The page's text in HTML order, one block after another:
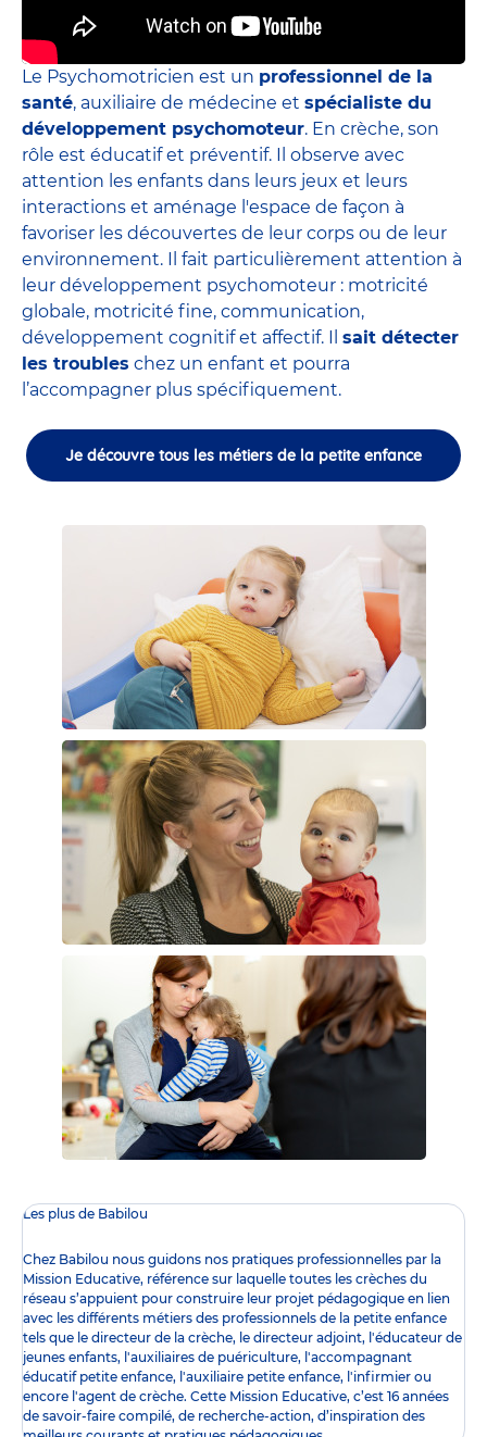
Le Psychomotricien est un professionnel de la
santé, auxiliaire de médecine et spécialiste du
développement psychomoteur. En crèche, son
rôle est éducatif et préventif. Il observe avec
attention les enfants dans leurs jeux et leurs
interactions et aménage l'espace de façon à
favoriser les découvertes de leur corps ou de leur
environnement. Il fait particulièrement attention à
leur développement psychomoteur : motricité
globale, motricité fine, communication,
développement cognitif et affectif. Il sait détecter
les troubles chez un enfant et pourra
l’accompagner plus spécifiquement.
Je découvre tous les métiers de la petite enfance
Les plus de Babilou
Chez Babilou nous guidons nos pratiques professionnelles par la
Mission Educative, référence sur laquelle toutes les crèches du
réseau s’appuient pour construire leur projet pédagogique en lien
avec les différents métiers des professionnels de la petite enfance
tels que le directeur de la crèche, le directeur adjoint, l'éducateur de
jeunes enfants, l'auxiliaires de puériculture, l'accompagnant
éducatif petite enfance, l'auxiliaire petite enfance, l'infirmier ou
encore l 'agent de crèche. Cette Mission Educative, c’est 16 années
de savoir-faire compilé, de recherche-action, d’inspiration des